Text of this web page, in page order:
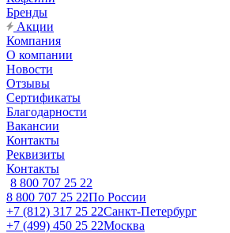
Бренды
Акции
Компания
О компании
Новости
Отзывы
Сертификаты
Благодарности
Вакансии
Контакты
Реквизиты
Контакты
8 800 707 25 22
8 800 707 25 22По России
+7 (812) 317 25 22Санкт-Петербург
+7 (499) 450 25 22Москва